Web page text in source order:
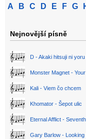
A B C D E F G
Nejnovější písně
D - Akaki hitsuji ni
Monster Magnet -
Kali - Viem čo chcem
Khomator - Šepot ulic
Eternal Afflict -
Gary Barlow - Looking